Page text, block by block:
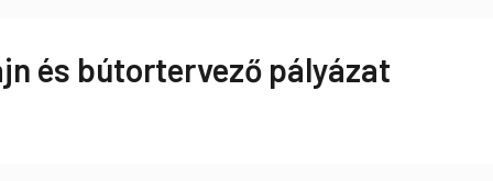
és bútortervező pályázat